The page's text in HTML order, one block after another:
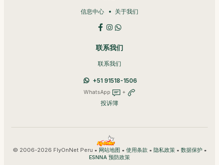
信息中心 关于我们
联系我们
联系我们
+51 91518-1506
WhatsApp +
投诉簿
© 2006-2026 FlyOnNet Peru • 网站地图 • 使用条款 • 隐私政策• 数据保护•
ESNNA 预防政策